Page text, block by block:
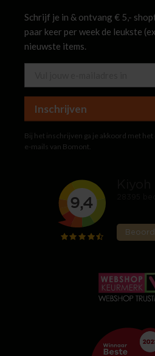
Schrijf je in & ontvang € 5,-
paar keer per week de leukste
nieuwste items.
Inschrijven
Bij het inschrijven ga je akkoord met
e-mails van Bomont.